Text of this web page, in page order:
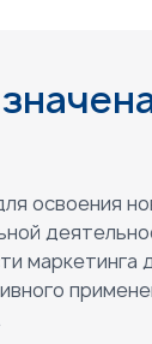
освоения
маркетинга